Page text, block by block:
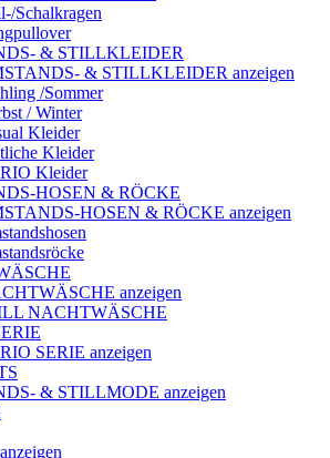
Schalkragen
& STILLKLEIDER
& STILLKLEIDER anzeigen
/Sommer
/ Winter
Kleider
Kleider
Kleider
HOSEN & RÖCKE
HOSEN & RÖCKE anzeigen
anzeigen
NACHTWÄSCHE
SERIE anzeigen
& STILLMODE anzeigen